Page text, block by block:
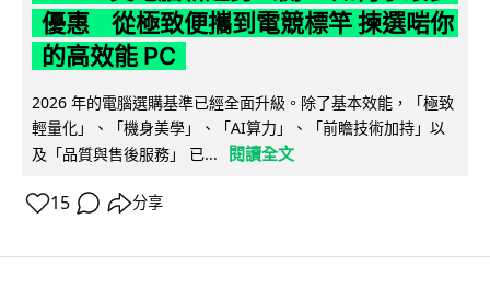
優惠 從極致便攜到電競標竿 揀選啱你
的高效能 PC
2026 年的電腦選購基準已經全面升級。除了基本效能，「極致
輕量化」、「機身美學」、「AI算力」、「前瞻技術加持」以
及「品質與售後服務」 已...
閱讀全文
15 分享